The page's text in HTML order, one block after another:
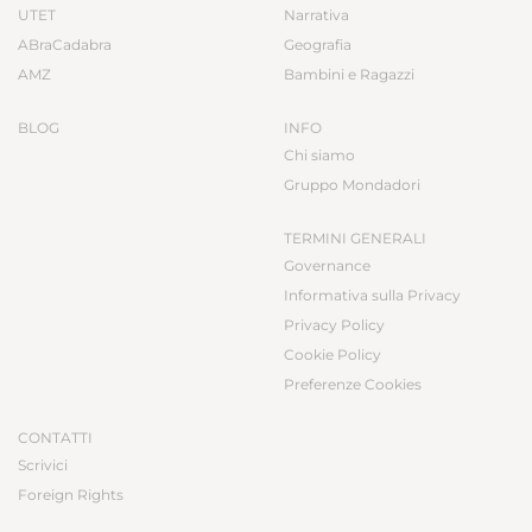
UTET
ABraCadabra
AMZ
BLOG
Narrativa
Geografia
Bambini e Ragazzi
INFO
Chi siamo
Gruppo Mondadori
TERMINI GENERALI
Governance
Informativa sulla Privacy
Privacy Policy
Cookie Policy
Preferenze Cookies
CONTATTI
Scrivici
Foreign Rights